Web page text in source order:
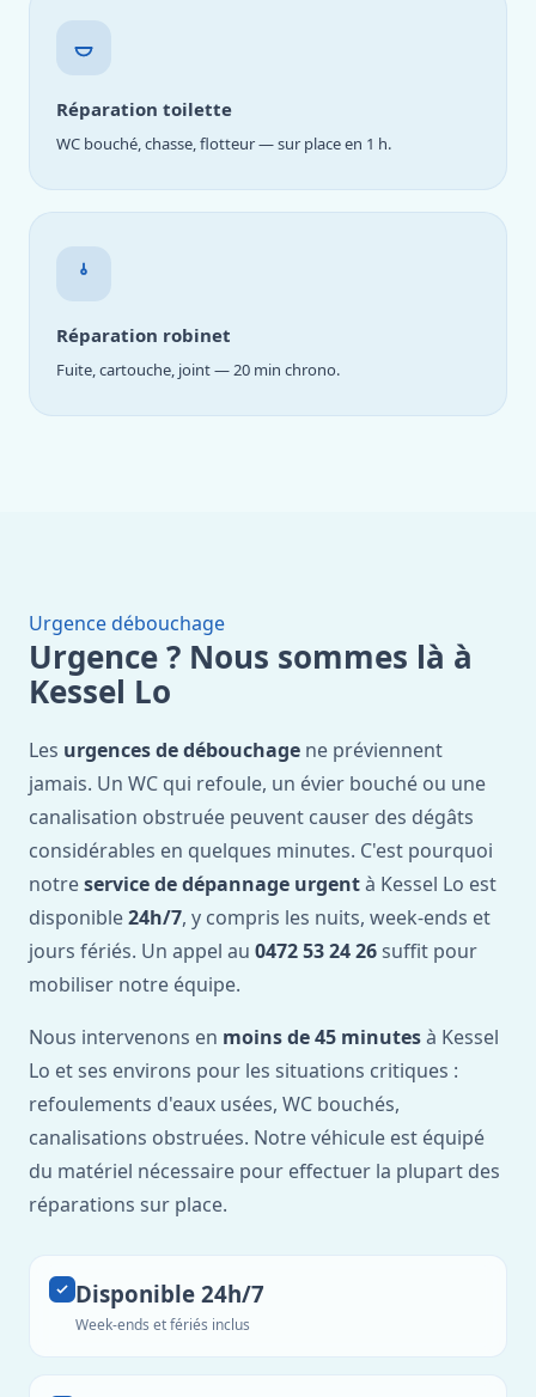
Réparation toilette
WC bouché, chasse, flotteur — sur place en 1 h.
Réparation robinet
Fuite, cartouche, joint — 20 min chrono.
Urgence débouchage
Urgence ? Nous sommes là à
Kessel Lo
Les urgences de débouchage ne préviennent
jamais. Un WC qui refoule, un évier bouché ou une
canalisation obstruée peuvent causer des dégâts
considérables en quelques minutes. C'est pourquoi
notreservice de dépannage urgentà Kessel Lo est
disponible24h/7, y compris les nuits, week-ends et
jours fériés. Un appel au 0472 53 24 26 suffit pour
mobiliser notre équipe.
Nous intervenons en moins de 45 minutesà Kessel
Lo et ses environs pour les situations critiques :
refoulements d'eaux usées, WC bouchés,
canalisations obstruées. Notre véhicule est équipé
du matériel nécessaire pour effectuer la plupart des
réparations sur place.
Disponible 24h/7
Week-ends et fériés inclus